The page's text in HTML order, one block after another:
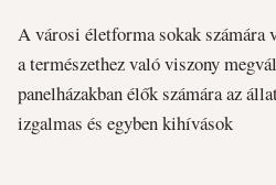
A városi életforma sokak számára
a természethez való viszony
panelházakban élők számára az
izgalmas és egyben kihívások